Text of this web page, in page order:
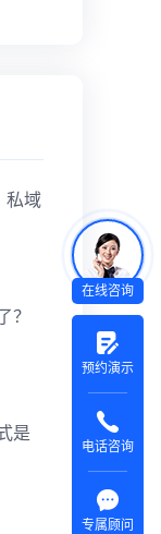
私域
？
是
在线咨询
预约演示
电话咨询
专属顾问